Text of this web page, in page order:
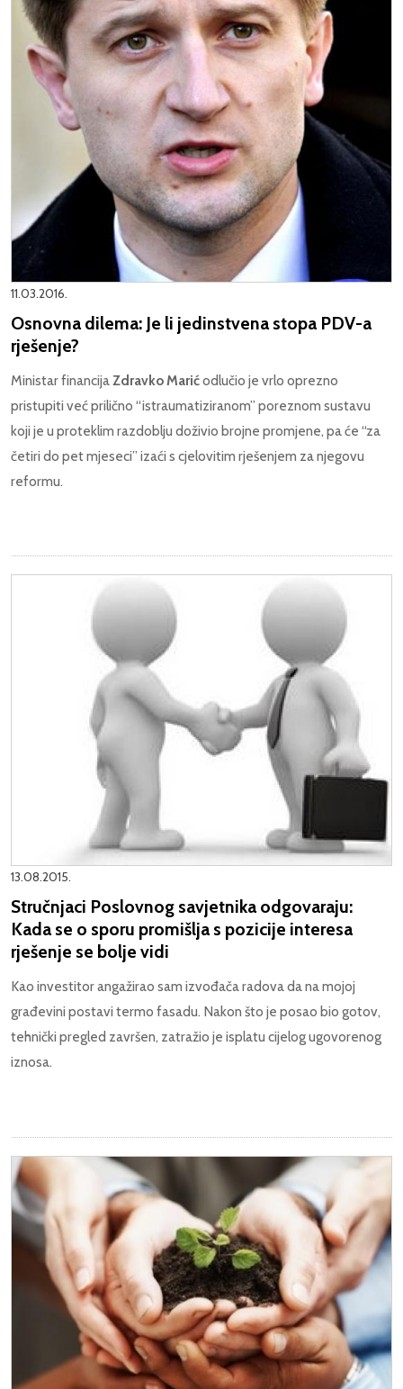
11.03.2016.
Osnovna dilema: Je li jedinstvena stopa PDV-a
rješenje?
Ministar financija Zdravko Marićodlučio je vrlo oprezno
pristupiti već prilično “istraumatiziranom” poreznom sustavu
koji je u proteklim razdoblju doživio brojne promjene, pa će “za
četiri do pet mjeseci” izaći s cjelovitim rješenjem za njegovu
reformu.
13.08.2015.
Stručnjaci Poslovnog savjetnika odgovaraju:
Kada se o sporu promišlja s pozicije interesa
rješenje se bolje vidi
Kao investitor angažirao sam izvođača radova da na mojoj
građevini postavi termo fasadu. Nakon što je posao bio gotov,
tehnički pregled završen, zatražio je isplatu cijelog ugovorenog
iznosa.